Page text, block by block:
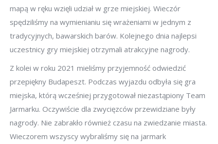
mapą w ręku wzięli udział w grze miejskiej. Wieczór
spędziliśmy na wymienianiu się wrażeniami w jednym z
tradycyjnych, bawarskich barów. Kolejnego dnia najlepsi
uczestnicy gry miejskiej otrzymali atrakcyjne nagrody.
Z kolei w roku 2021 mieliśmy przyjemność odwiedzić
przepiękny Budapeszt. Podczas wyjazdu odbyła się gra
miejska, którą wcześniej przygotował niezastąpiony Team
Jarmarku. Oczywiście dla zwycięzców przewidziane były
nagrody. Nie zabrakło również czasu na zwiedzanie miasta.
Wieczorem wszyscy wybraliśmy się na jarmark